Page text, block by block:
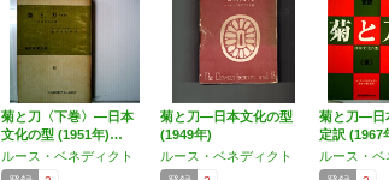
菊と刀〈下巻〉―日本
文化の型 (1951年)…
ルース・ベネディクト
菊と刀―日本文化の型
(1949年)
ルース・ベネディクト
菊と刀―日
定訳 (1967
ルース・ベ